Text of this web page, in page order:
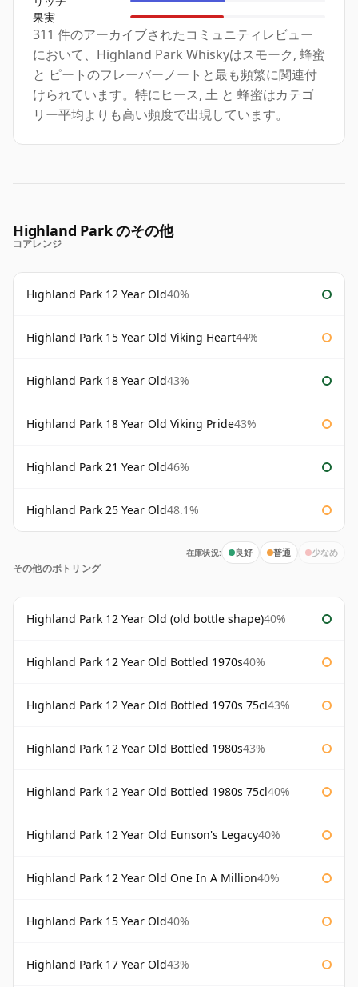
果実
311 件のアーカイブされたコミュニティレビュー
において、Highland Park Whiskyはスモーク, 蜂蜜
と ピートのフレーバーノートと最も頻繁に関連付
けられています。特にヒース, 土 と 蜂蜜はカテゴ
リー平均よりも高い頻度で出現しています。
Highland Park のその他
コアレンジ
Highland Park 12 Year Old40%
Highland Park 15 Year Old Viking Heart44%
Highland Park 18 Year Old43%
Highland Park 18 Year Old Viking Pride43%
Highland Park 21 Year Old46%
Highland Park 25 Year Old48.1%
在庫状況: 良好 普通 少なめ
その他のボトリング
Highland Park 12 Year Old (old bottle shape)40%
Highland Park 12 Year Old Bottled 1970s40%
Highland Park 12 Year Old Bottled 1970s 75cl43%
Highland Park 12 Year Old Bottled 1980s43%
Highland Park 12 Year Old Bottled 1980s 75cl40%
Highland Park 12 Year Old Eunson's Legacy40%
Highland Park 12 Year Old One In A Million40%
Highland Park 15 Year Old40%
Highland Park 17 Year Old43%